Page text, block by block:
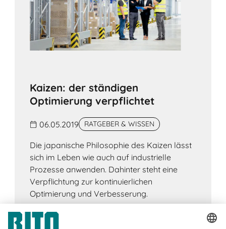
Kaizen: der ständigen
Optimierung verpflichtet
06.05.2019 RATGEBER & WISSEN
Die japanische Philosophie des Kaizen lässt
sich im Leben wie auch auf industrielle
Prozesse anwenden. Dahinter steht eine
Verpflichtung zur kontinuierlichen
Optimierung und Verbesserung.